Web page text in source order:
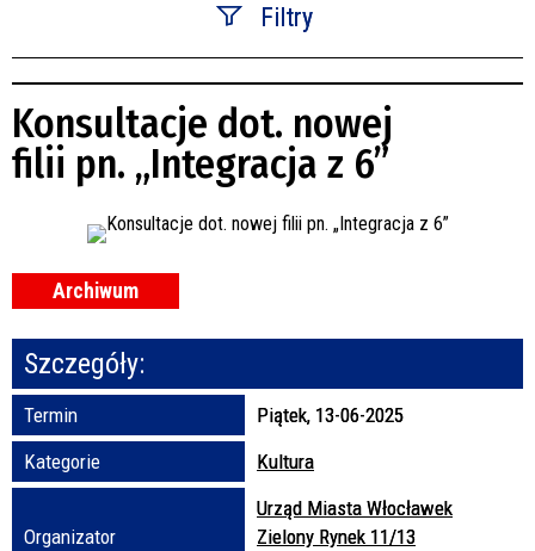
Filtry
Kategoria
—
Organizator
Promowane
Konsultacje dot. nowej
filii pn. „Integracja z 6”
Archiwum
Szczegóły:
Termin
Piątek, 13-06-2025
Kategorie
Kultura
Organizator
Urząd Miasta Włocławek
Zielony Rynek 11/13